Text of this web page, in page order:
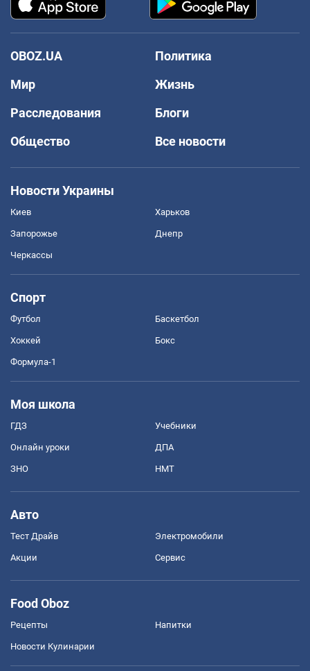
OBOZ.UA
Политика
Мир
Жизнь
Расследования
Блоги
Общество
Все новости
Новости Украины
Киев Харьков
Запорожье Днепр
Черкассы
Спорт
Футбол Баскетбол
Хоккей Бокс
Формула-1
Моя школа
ГДЗ Учебники
Онлайн уроки ДПА
ЗНО НМТ
Авто
Тест Драйв Электромобили
Акции Сервис
Food Oboz
Рецепты Напитки
Новости Кулинарии